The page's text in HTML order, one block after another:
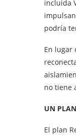
incluida
podría
En lugar
no tiene
UN
El plan